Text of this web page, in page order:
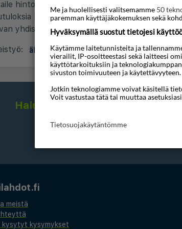
hintoja ja tarjouksia yli 700 lentoyhtiöltä,
hinnan, lentojen suoruuden ja
yhdistelmän.
&
Haluatko saada houkuttelevia
meistä
kysytyt kysymykset
Me ja huolellisesti valitsemamme 50
paremman käyttäjäkokemuksen sekä
Hyväksymällä suostut tietojesi
Käytämme laitetunnisteita ja
vierailit, IP-osoitteestasi sekä laitteesi
käyttötarkoituksiin ja
sivuston toimivuuteen ja käytettävyyteen.
Jotkin teknologiamme voivat käsitellä
Voit vastustaa tätä tai muuttaa
Tietosuojakäytäntömme